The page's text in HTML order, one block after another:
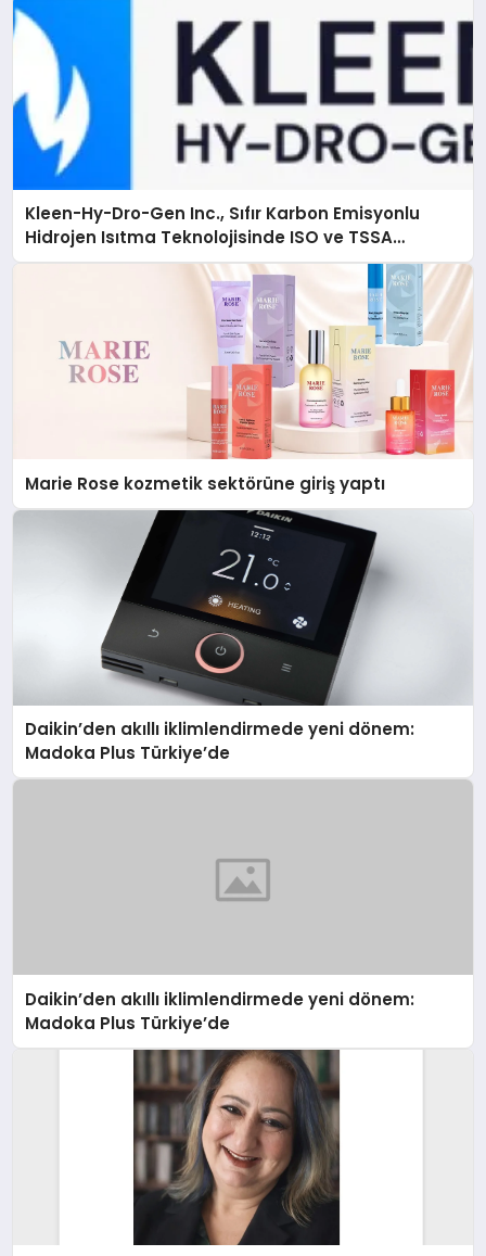
Kleen-Hy-Dro-Gen Inc., Sıfır Karbon Emisyonlu
Hidrojen Isıtma Teknolojisinde ISO ve TSSA
Düzenleyici Onaylarını Aldı
Marie Rose kozmetik sektörüne giriş yaptı
Daikin’den akıllı iklimlendirmede yeni dönem:
Madoka Plus Türkiye’de
Daikin’den akıllı iklimlendirmede yeni dönem:
Madoka Plus Türkiye’de